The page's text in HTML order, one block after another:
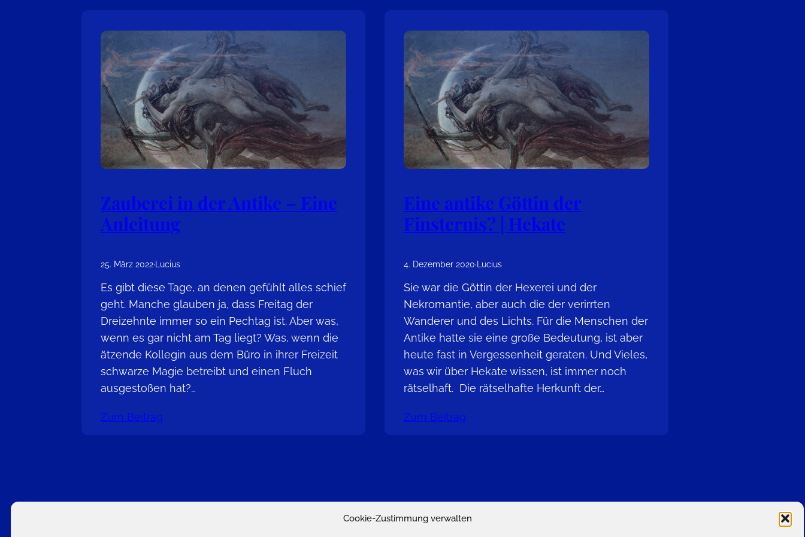
Cookie-Zustimmung verwalten
Zauberei in der Antike – Eine
Anleitung
25. März 2022·Lucius
Es gibt diese Tage, an denen gefühlt alles schief
geht. Manche glauben ja, dass Freitag der
Dreizehnte immer so ein Pechtag ist. Aber was,
wenn es gar nicht am Tag liegt? Was, wenn die
ätzende Kollegin aus dem Büro in ihrer Freizeit
schwarze Magie betreibt und einen Fluch
ausgestoßen hat?…
Zum Beitrag
Eine antike Göttin der
Finsternis? | Hekate
4. Dezember 2020·Lucius
Sie war die Göttin der Hexerei und der
Nekromantie, aber auch die der verirrten
Wanderer und des Lichts. Für die Menschen der
Antike hatte sie eine große Bedeutung, ist aber
heute fast in Vergessenheit geraten. Und Vieles,
was wir über Hekate wissen, ist immer noch
rätselhaft. Die rätselhafte Herkunft der…
Zum Beitrag